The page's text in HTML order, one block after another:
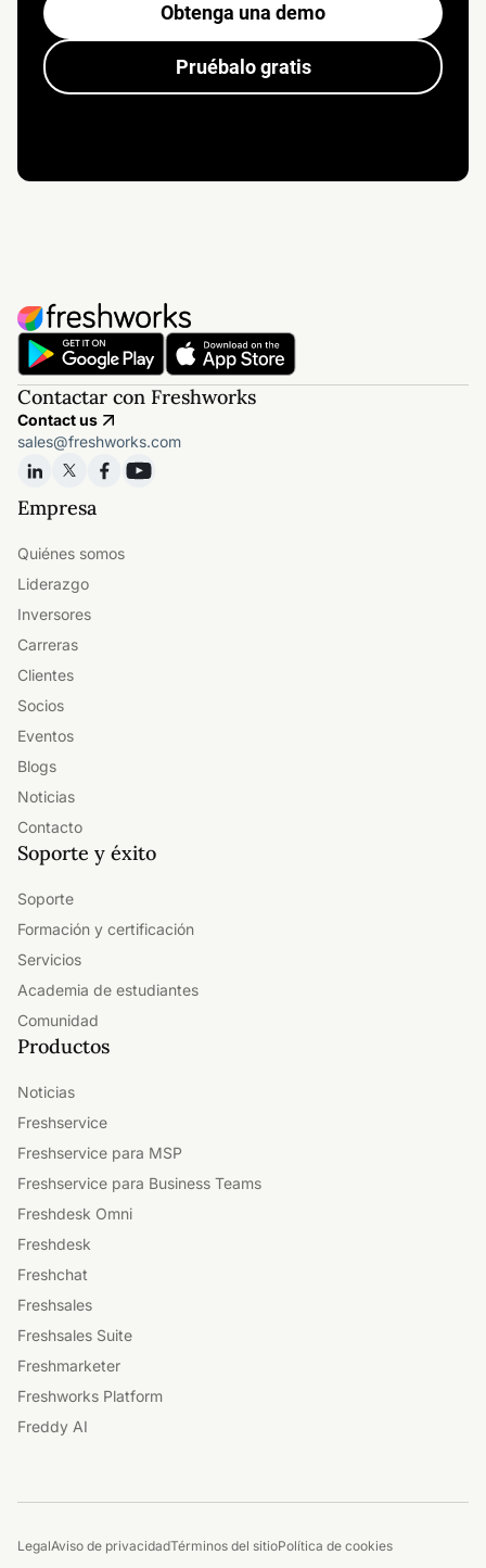
Obtenga una demo
Pruébalo gratis
Contactar con Freshworks
Contact us
sales@freshworks.com
Empresa
Quiénes somos
Liderazgo
Inversores
Carreras
Clientes
Socios
Eventos
Blogs
Noticias
Contacto
Soporte y éxito
Soporte
Formación y certificación
Servicios
Academia de estudiantes
Comunidad
Productos
Noticias
Freshservice
Freshservice para MSP
Freshservice para Business Teams
Freshdesk Omni
Freshdesk
Freshchat
Freshsales
Freshsales Suite
Freshmarketer
Freshworks Platform
Freddy AI
LegalAviso de privacidadTérminos del sitioPolítica de cookies